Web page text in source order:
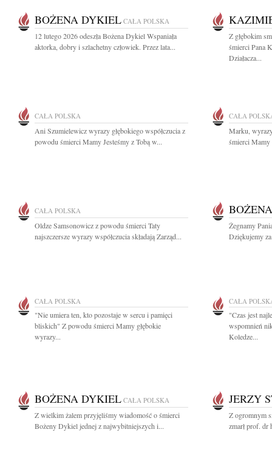
BOŻENA DYKIEL CAŁA POLSKA
12 lutego 2026 odeszła Bożena Dykiel Wspaniała
aktorka, dobry i szlachetny człowiek. Przez lata...
Z głębokim
śmierci Pana
Działacza...
CAŁA POLSKA
Ani Szumielewicz wyrazy głębokiego współczucia z
powodu śmierci Mamy Jesteśmy z Tobą w...
CAŁA
Marku,
śmierci Mamy
CAŁA POLSKA
Oldze Samsonowicz z powodu śmierci Taty
najszczersze wyrazy współczucia składają Zarząd...
Żegnamy
Dziękujemy
CAŁA POLSKA
"Nie umiera ten, kto pozostaje w sercu i pamięci
bliskich" Z powodu śmierci Mamy głębokie
wyrazy...
CAŁA
"Czas jest
wspomnień
Koledze...
BOŻENA DYKIEL CAŁA POLSKA
Z wielkim żalem przyjęliśmy wiadomość o śmierci
Bożeny Dykiel jednej z najwybitniejszych i...
JERZY
Z ogromnym
zmarł prof. dr